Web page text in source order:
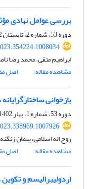
بررسی عوامل نهادی مؤثر
دوره 53، شماره 2، تابستان 1402، صفحه
ابراهیم متقی، محمد رضا
مشاهده مقاله
اصل
بازخوانی
دوره 53، شماره 1، بهار 1402، صفحه
روح اله اسلامی، پیمان زنگنه
مشاهده مقاله
اصل
اردولیبرالیسم و